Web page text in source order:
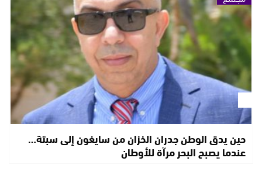
حين يدق الوطن جدران الخزان من سايغون إلى سبتة…
عندما يصبح البحر مرآة للأوطان